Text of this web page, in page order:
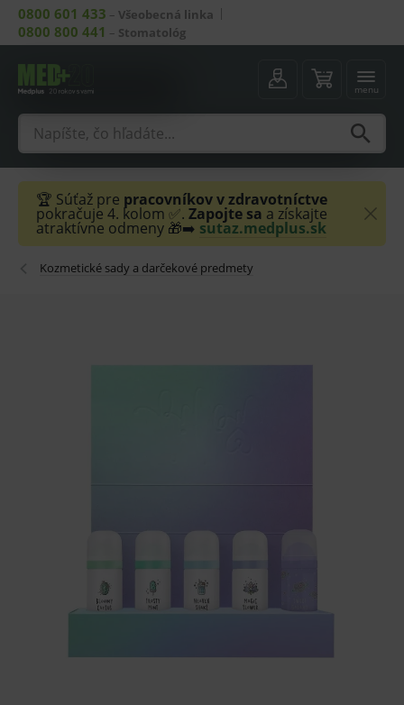
0800 601 433 – Všeobecná linka
0800 800 441 – Stomatológ
menu
🏆 Súťaž pre pracovníkov v zdravotníctve
pokračuje 4. kolom ✅. Zapojte sa a získajte
atraktívne odmeny 🎁➡️ sutaz.medplus.sk
Kozmetické sady a darčekové predmety